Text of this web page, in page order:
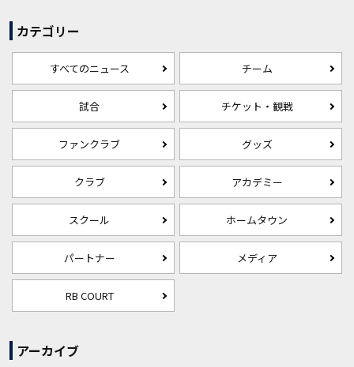
カテゴリー
すべてのニュース チーム
試合 チケット・観戦
ファンクラブ グッズ
クラブ アカデミー
スクール ホームタウン
パートナー メディア
RB COURT
アーカイブ